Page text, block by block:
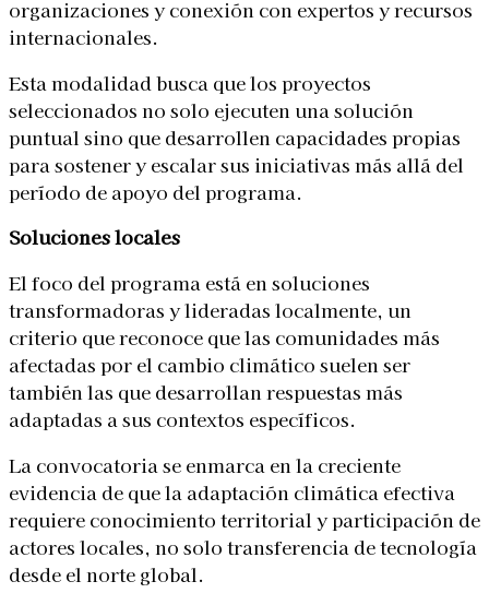
organizaciones y conexión con expertos y recursos
internacionales.
Esta modalidad busca que los proyectos
seleccionados no solo ejecuten una solución
puntual sino que desarrollen capacidades propias
para sostener y escalar sus iniciativas más allá del
período de apoyo del programa.
Soluciones locales
El foco del programa está en soluciones
transformadoras y lideradas localmente, un
criterio que reconoce que las comunidades más
afectadas por el cambio climático suelen ser
también las que desarrollan respuestas más
adaptadas a sus contextos específicos.
La convocatoria se enmarca en la creciente
evidencia de que la adaptación climática efectiva
requiere conocimiento territorial y participación de
actores locales, no solo transferencia de tecnología
desde el norte global.